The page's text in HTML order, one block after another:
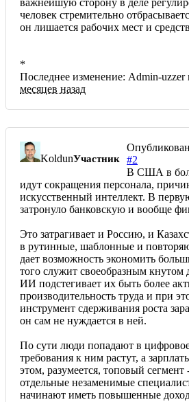
человек стремительно
он лишается рабочих мест и
*
Последнее изменение: Admin-uzzer
месяцев назад
KoldunУчастник
#2
В США в
идут сокращения персонала,
искусственный интеллект. В
затронуло банковскую и вообще
Это затрагивает и Россию, и
в рутинные, шаблонные и
дает возможность экономить
того служит своеобразным
ИИ подстегивает их быть более
производительность труда и при
инструмент сдерживания роста
он сам не нуждается в ней.
По сути люди попадают в
требования к ним растут, а
этом, разумеется, топовый
отдельные незаменимые
начинают иметь повышенные